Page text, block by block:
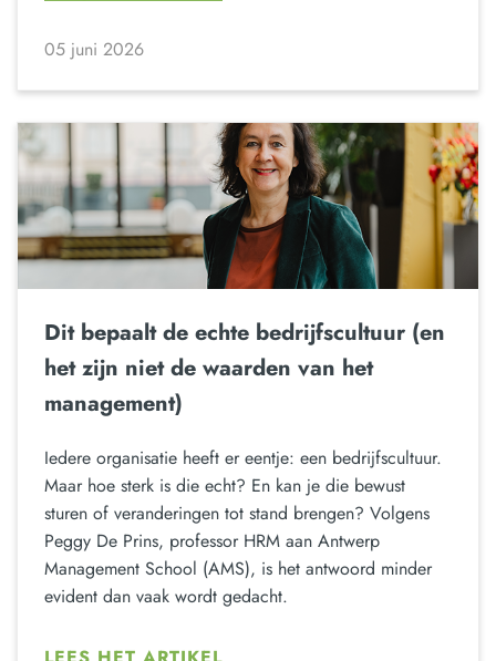
05 juni 2026
Dit bepaalt de echte bedrijfscultuur (en
het zijn niet de waarden van het
management)
Iedere organisatie heeft er eentje: een bedrijfscultuur.
Maar hoe sterk is die echt? En kan je die bewust
sturen of veranderingen tot stand brengen? Volgens
Peggy De Prins, professor HRM aan Antwerp
Management School (AMS), is het antwoord minder
evident dan vaak wordt gedacht.